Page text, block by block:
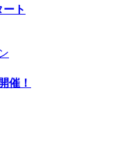
ト
催！